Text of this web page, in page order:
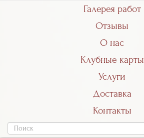
Галерея работ
Отзывы
О нас
Клубные карты
Услуги
Доставка
Контакты